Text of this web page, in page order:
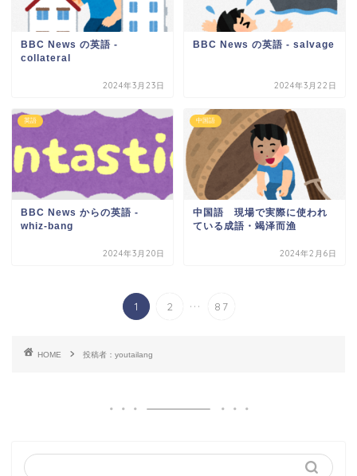
BBC News の英語 -
collateral
2024年3月23日
BBC News の英語 - salvage
2024年3月22日
英語
BBC News からの英語 -
whiz-bang
2024年3月20日
中国語
中国語 現場で実際に使われ
ている成語・竭泽而渔
2024年2月6日
1 2 ... 87
HOME 投稿者：youtailang